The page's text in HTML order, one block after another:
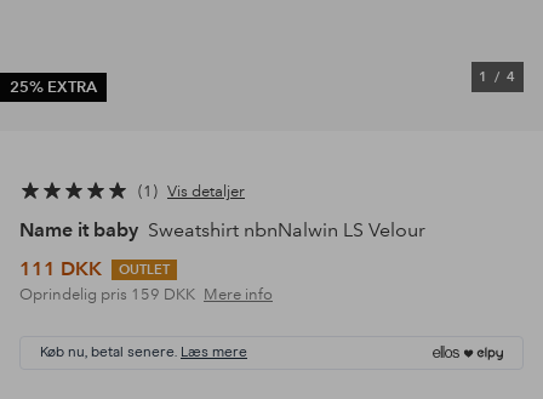
25% EXTRA
1 / 4
1 Vis detaljer
Name it baby Sweatshirt nbnNalwin LS Velour
111 DKK
OUTLET
Oprindelig pris 159 DKK Mere info
Køb nu, betal senere. Læs mere